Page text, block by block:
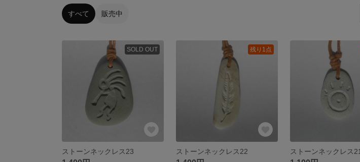
すべて 販売中
SOLD OUT
ストーンネックレス23
残り1点
ストーンネックレス22 ストーンネックレス21